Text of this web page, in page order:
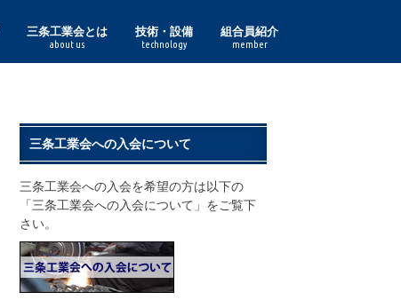
三条工業会とは
about us
技術・設備
technology
組合員紹介
member
三条工業会への入会について
三条工業会への入会を希望の方は以下の
「三条工業会への入会について」をご覧下
さい。